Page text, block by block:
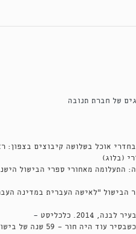
של חברת תנובה
אוכל בשלושה קיבוצים בצפון:
2014. כלכליסט
-
- 59 שנה של בישול עברי, 2007. ויינט